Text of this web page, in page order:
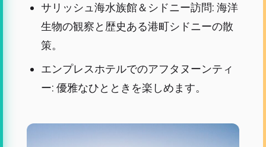
サリッシュ海水族館＆シドニー訪問: 海洋
生物の観察と歴史ある港町シドニーの散
策。
エンプレスホテルでのアフタヌーンティ
ー: 優雅なひとときを楽しめます。